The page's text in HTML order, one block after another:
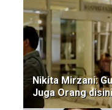
Nikita Mirzani:
Juga Orang